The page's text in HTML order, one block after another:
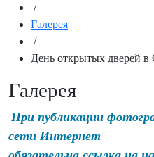
/
Галерея
/
День открытых дверей
Галерея
При публикации
сети Интернет